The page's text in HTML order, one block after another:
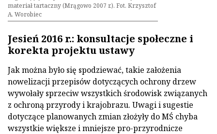
materiał tartaczny (Mrągowo 2007 r.). Fot. Krzysztof
A. Worobiec
Jesień 2016 r.: konsultacje społeczne i
korekta projektu ustawy
Jak można było się spodziewać, takie założenia
nowelizacji przepisów dotyczących ochrony drzew
wywołały sprzeciw wszystkich środowisk związanych
z ochroną przyrody i krajobrazu. Uwagi i sugestie
dotyczące planowanych zmian złożyły do MŚ chyba
wszystkie większe i mniejsze pro-przyrodnicze